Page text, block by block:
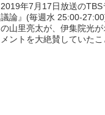
2019年7月17日放送の
議論』(毎週水 25:00-
の山里亮太が、伊集院光
メントを大絶賛していたこ